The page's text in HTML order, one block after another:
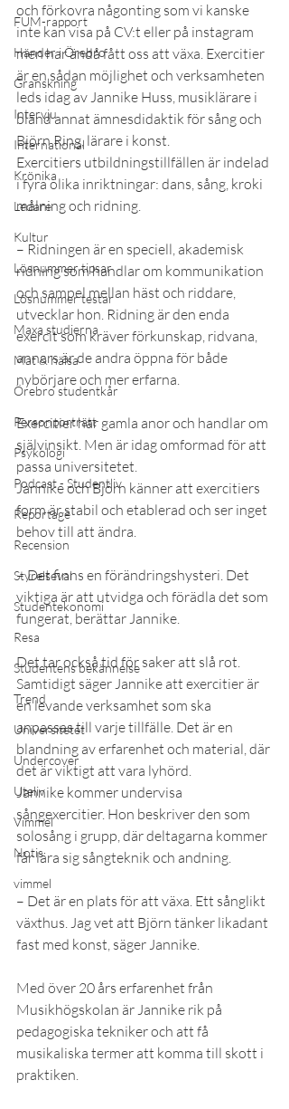
FUM-rapport
Händer i Örebro
Granskning
Intervju
International
Krönika
Ledare
Kultur
Lösnummer tipsar
Lösnummer testar
Maxa studierna
Mat & hälsa
Örebro studentkår
Personporträtt
Psykologi
Podcast - Studentliv
Reportage
Recension
Styrelseval
Studentekonomi
Resa
Studentens bekännelse
Trend
Universitetet
Undercover
Uteliv
Vimmel
Notis
vimmel
och förkovra någonting som vi kanske
inte kan visa på CV:t eller på instagram
men har ändå fått oss att växa. Exercitier
är en sådan möjlighet och verksamheten
leds idag av Jannike Huss, musiklärare i
bland annat ämnesdidaktik för sång och
Björn Ring, lärare i konst.
Exercitiers utbildningstillfällen är indelad
i fyra olika inriktningar: dans, sång, kroki
målning och ridning.
– Ridningen är en speciell, akademisk
ridning som handlar om kommunikation
och sampel mellan häst och riddare,
utvecklar hon. Ridning är den enda
exercit som kräver förkunskap, ridvana,
annars är de andra öppna för både
nybörjare och mer erfarna.
Exercitier har gamla anor och handlar om
självinsikt. Men är idag omformad för att
passa universitetet.
Jannike och Björn känner att exercitiers
form är stabil och etablerad och ser inget
behov till att ändra.
– Det finns en förändringshysteri. Det
viktiga är att utvidga och förädla det som
fungerat, berättar Jannike.
Det tar också tid för saker att slå rot.
Samtidigt säger Jannike att exercitier är
en levande verksamhet som ska
anpassas till varje tillfälle. Det är en
blandning av erfarenhet och material, där
det är viktigt att vara lyhörd.
Jannike kommer undervisa
sångexercitier. Hon beskriver den som
solosång i grupp, där deltagarna kommer
får lära sig sångteknik och andning.
– Det är en plats för att växa. Ett sånglikt
växthus. Jag vet att Björn tänker likadant
fast med konst, säger Jannike.
Med över 20 års erfarenhet från
Musikhögskolan är Jannike rik på
pedagogiska tekniker och att få
musikaliska termer att komma till skott i
praktiken.